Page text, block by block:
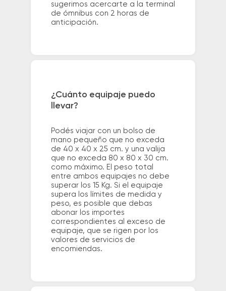
sugerimos acercarte a la terminal
de ómnibus con 2 horas de
anticipación.
¿Cuánto equipaje puedo
llevar?
Podés viajar con un bolso de
mano pequeño que no exceda
de 40 x 40 x 25 cm. y una valija
que no exceda 80 x 80 x 30 cm.
como máximo. El peso total
entre ambos equipajes no debe
superar los 15 Kg. Si el equipaje
supera los límites de medida y
peso, es posible que debas
abonar los importes
correspondientes al exceso de
equipaje, que se rigen por los
valores de servicios de
encomiendas.